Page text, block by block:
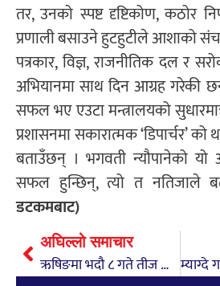
तर, उनको स्पष्ट दृष्टिकोण, कठोर
प्रणाली बसाउने हुटहुटीले आशाको
पत्रकार, विज्ञ, राजनीतिक दल र
अभियानमा साथ दिन आग्रह गरेकी
सफल भए एउटा मन्त्रालयको
प्रशासनमा सकारात्मक ‘डिपार्चर’
बताउँछन् । भगवती न्यौपानेको यो
सफल हुन्छिन्, त्यो त नतिजाले
डटकमबाट)
अघिल्लो समाचार
ऋषिङमा भदौ ८ गते तीज गीत प्रतियोगिता हुने